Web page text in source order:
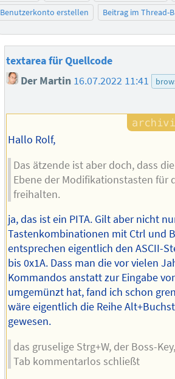
Benutzerkonto erstellen
Beitrag im Thread-
textarea für Quellcode
Der Martin 16.07.2022 11:41
Hallo Rolf,
Das ätzende ist aber doch, dass
Ebene der Modifikationstasten für
freihalten.
ja, das ist ein PITA. Gilt aber nicht
Tastenkombinationen mit Ctrl und
entsprechen eigentlich den ASCII-
bis 0x1A. Dass man die vor vielen
Kommandos anstatt zur Eingabe
umgemünzt hat, fand ich schon
wäre eigentlich die Reihe
gewesen.
das gruselige Strg+W, der Boss-
Tab kommentarlos schließt